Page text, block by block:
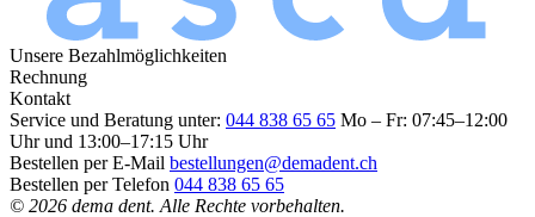
Unsere Bezahlmöglichkeiten
Rechnung
Kontakt
Service und Beratung unter: 044 838 65 65 Mo – Fr: 07:45–12:00
Uhr und 13:00–17:15 Uhr
Bestellen per E-Mail bestellungen@demadent.ch
Bestellen per Telefon 044 838 65 65
© 2026 dema dent. Alle Rechte vorbehalten.